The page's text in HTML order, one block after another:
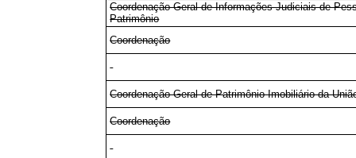
Coordenação-Geral de Informações Judiciais de
Patrimônio
Coordenação
Coordenação-Geral de Patrimônio Imobiliário da
Coordenação